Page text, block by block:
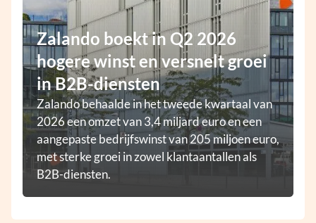
Zalando boekt in Q2 2026
hogere winst en versnelt groei
in B2B-diensten
Zalando behaalde in het tweede kwartaal van
2026 een omzet van 3,4 miljard euro en een
aangepaste bedrijfswinst van 205 miljoen euro,
met sterke groei in zowel klantaantallen als
B2B-diensten.